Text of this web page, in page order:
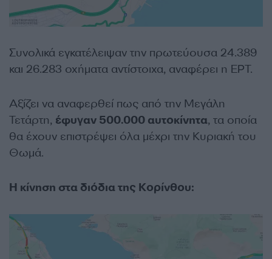
Συνολικά εγκατέλειψαν την πρωτεύουσα 24.389
και 26.283 οχήματα αντίστοιχα, αναφέρει η ΕΡΤ.
Αξίζει να αναφερθεί πως από την Μεγάλη
Τετάρτη, έφυγαν 500.000 αυτοκίνητα, τα οποία
θα έχουν επιστρέψει όλα μέχρι την Κυριακή του
Θωμά.
Η κίνηση στα διόδια της Κορίνθου: